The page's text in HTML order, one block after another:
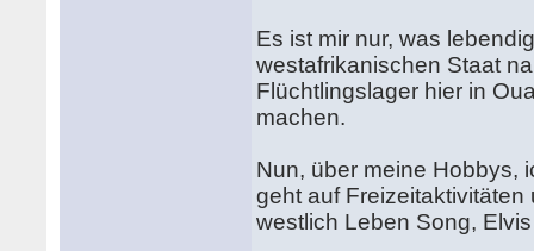
Es ist mir nur, was
westafrikanischen Staat
Flüchtlingslager hier in
machen.
Nun, über meine Hobbys,
geht auf
westlich Leben Song,